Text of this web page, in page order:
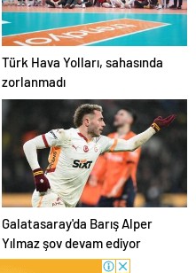
Türk Hava Yolları, sahasında
zorlanmadı
Galatasaray'da Barış Alper
Yılmaz şov devam ediyor